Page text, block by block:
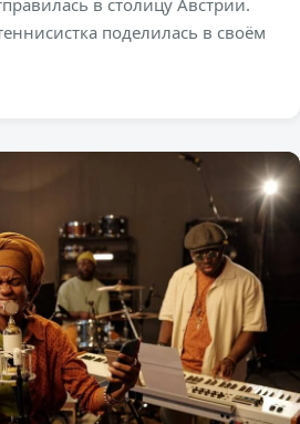
поделилась в своём